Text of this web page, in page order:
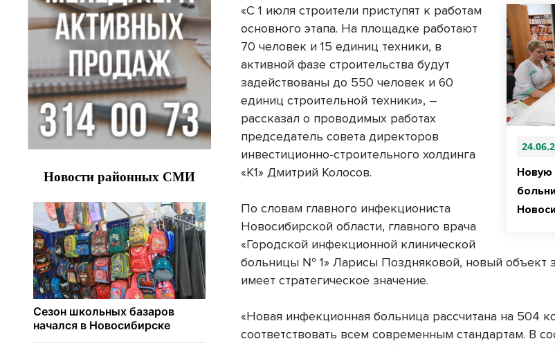
Новую
«С 1 июля строители приступят к работам
основного этапа. На площадке работают
70 человек и 15 единиц техники, в
активной фазе строительства будут
задействованы до 550 человек и 60
единиц строительной техники», –
рассказал о проводимых работах
председатель совета директоров
инвестиционно-строительного холдинга
«К1» Дмитрий Колосов.
По словам главного инфекциониста
Новосибирской области, главного врача
«Городской инфекционной клинической
больницы № 1» Ларисы Поздняковой, новый объект
имеет стратегическое значение.
«Новая инфекционная больница рассчитана на 504
соответствовать всем современным стандартам. В